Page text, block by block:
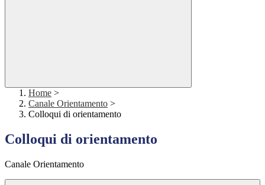
Home >
Canale Orientamento >
Colloqui di orientamento
Colloqui di orientamento
Canale Orientamento